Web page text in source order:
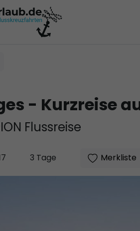
- Kurzreise
Flussreise
3 Tage Merkliste